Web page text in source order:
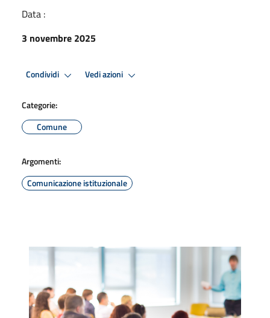
Data :
3 novembre 2025
Condividi Vedi azioni
Categorie:
Comune
Argomenti:
Comunicazione istituzionale